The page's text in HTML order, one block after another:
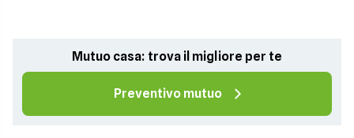
Mutuo casa: trova il migliore per te
Preventivo mutuo